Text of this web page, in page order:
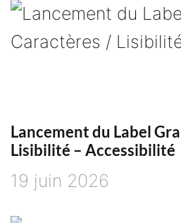
t
i
l
e
Lancement du Label
Lisibilité – Accessibilité
19 juin 2026